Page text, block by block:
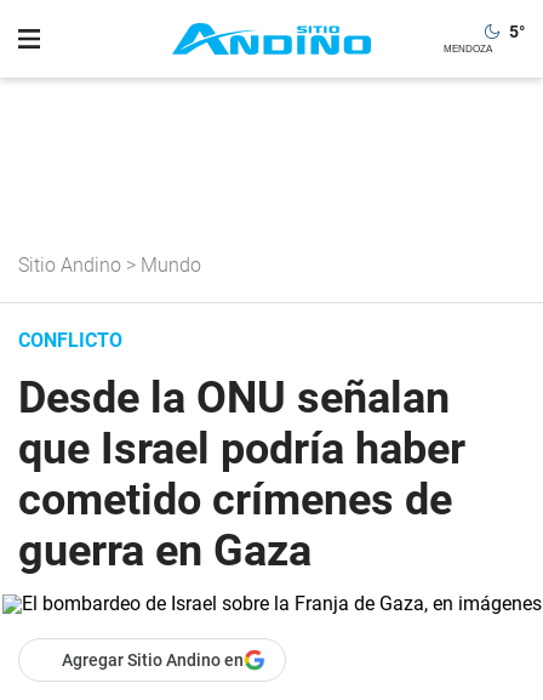
5°
Sitio Andino > Mundo
CONFLICTO
Desde la ONU señalan
que Israel podría haber
cometido crímenes de
guerra en Gaza
Agregar Sitio Andino en